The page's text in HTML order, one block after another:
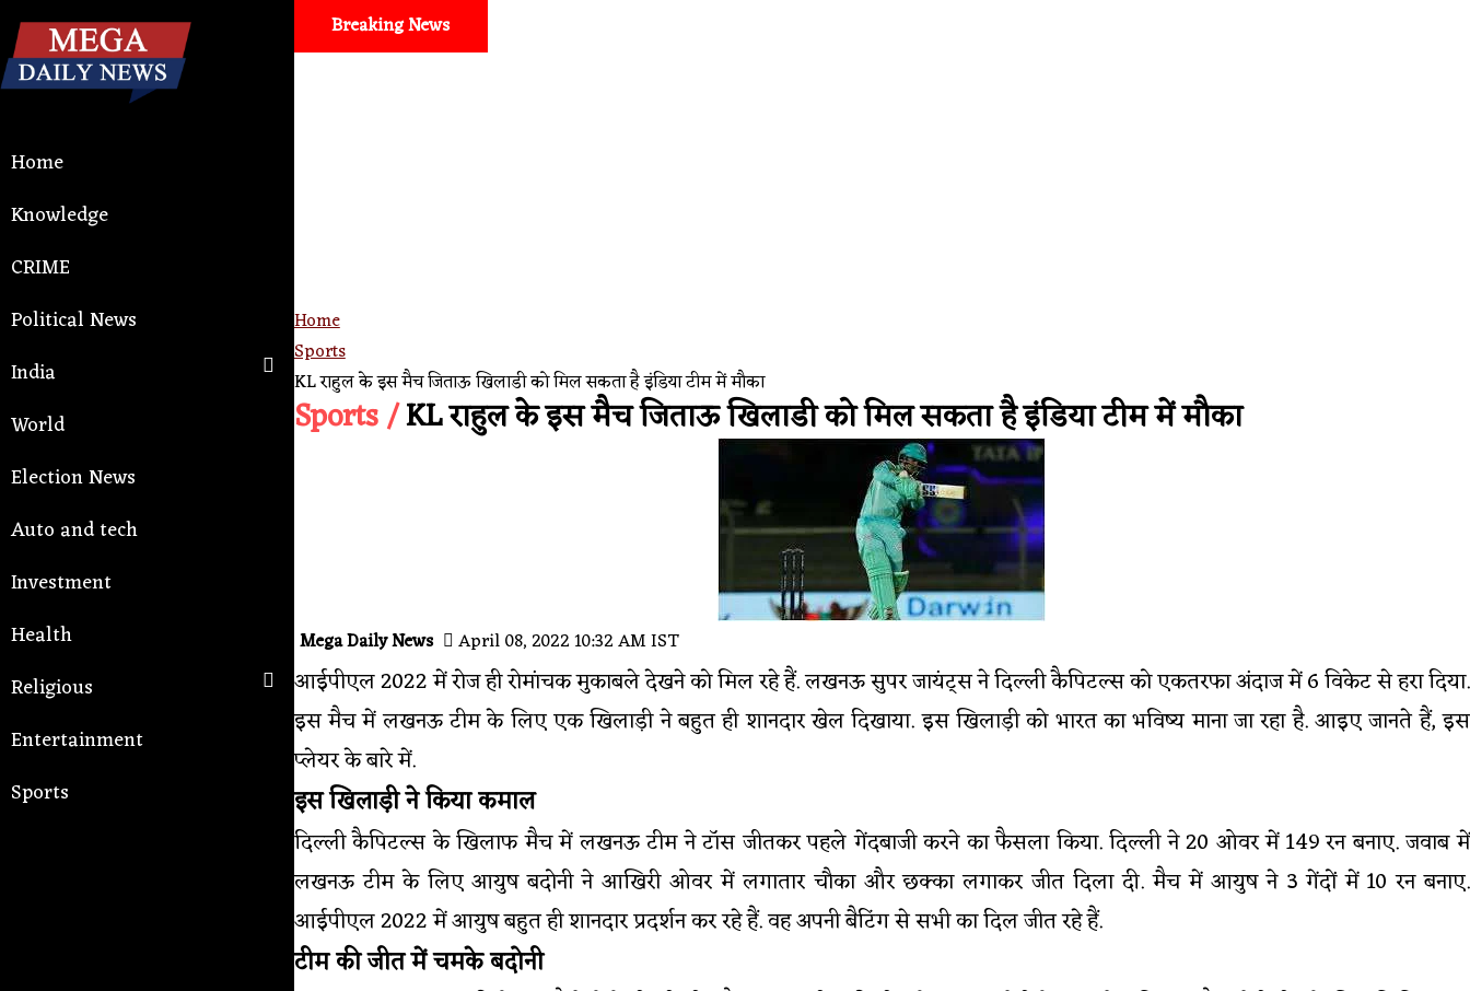
Home
Knowledge
CRIME
Political News
India
World
Election News
Auto and tech
Investment
Health
Religious
Entertainment
Sports
Breaking News
Home
Sports
KL राहुल के इस मैच जिताऊ खिलाडी को मिल सकता है इंडिया टीम में मौका
Sports /KL राहुल के इस मैच जिताऊ खिलाडी को मिल सकता है इंडिया टीम में मौका
Mega Daily News April 08, 2022 10:32 AM IST
आईपीएल 2022 में रोज ही रोमांचक मुकाबले देखने को मिल रहे हैं. लखनऊ सुपर जायंट्स ने दिल्ली कैपिटल्स को एकतरफा अंदाज में 6 विकेट से हरा दिया.
इस मैच में लखनऊ टीम के लिए एक खिलाड़ी ने बहुत ही शानदार खेल दिखाया. इस खिलाड़ी को भारत का भविष्य माना जा रहा है. आइए जानते हैं, इस
प्लेयर के बारे में.
इस खिलाड़ी ने किया कमाल
दिल्ली कैपिटल्स के खिलाफ मैच में लखनऊ टीम ने टॉस जीतकर पहले गेंदबाजी करने का फैसला किया. दिल्ली ने 20 ओवर में 149 रन बनाए. जवाब में
लखनऊ टीम के लिए आयुष बदोनी ने आखिरी ओवर में लगातार चौका और छक्का लगाकर जीत दिला दी. मैच में आयुष ने 3 गेंदों में 10 रन बनाए.
आईपीएल 2022 में आयुष बहुत ही शानदार प्रदर्शन कर रहे हैं. वह अपनी बैटिंग से सभी का दिल जीत रहे हैं.
टीम की जीत में चमके बदोनी